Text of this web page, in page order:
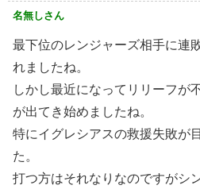
名無しさん
最下位のレンジャーズ相手に連
れましたね。
しかし最近になってリリーフが
が出てき始めましたね。
特にイグレシアスの救援失敗が
た。
打つ方はそれなりなのですがシ